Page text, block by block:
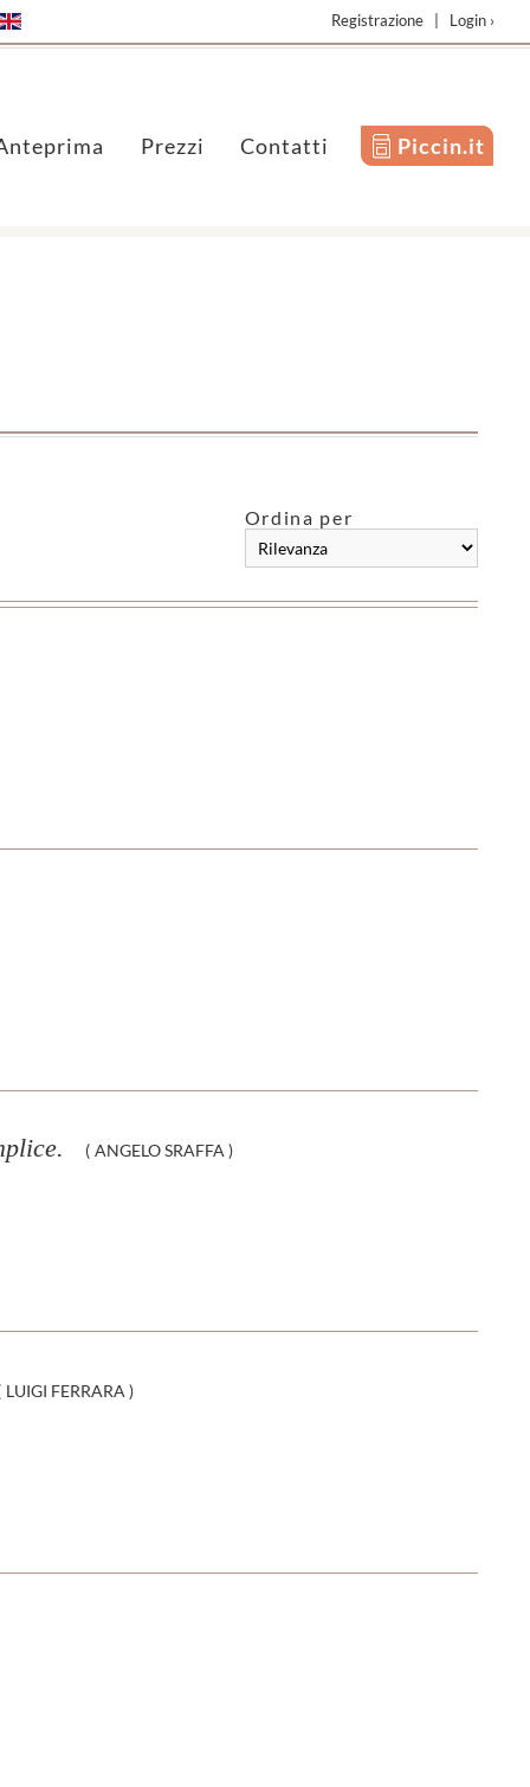
Ordina per
( ANGELO SRAFFA )
LUIGI FERRARA )
Registrazione| Login ›
Prezzi Contatti Piccin.it